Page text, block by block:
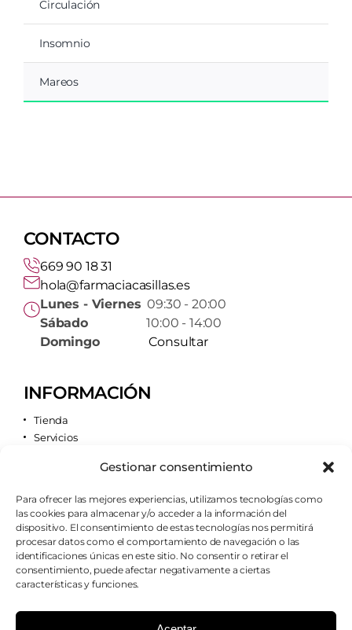
Gestionar consentimiento
Para ofrecer las mejores experiencias, utilizamos tecnologías como
las cookies para almacenar y/o acceder a la información del
dispositivo. El consentimiento de estas tecnologías nos permitirá
procesar datos como el comportamiento de navegación o las
identificaciones únicas en este sitio. No consentir o retirar el
consentimiento, puede afectar negativamente a ciertas
características y funciones.
Circulación
Insomnio
Mareos
CONTACTO
669 90 18 31
hola@farmaciacasillas.es
Lunes - Viernes 09:30 - 20:00
Sábado10:00 - 14:00
Domingo
Consultar
INFORMACIÓN
Tienda
Servicios
Quiénes somos
AVISOS LEGALES
Aviso legal
Política de cookies
Política de privacidad